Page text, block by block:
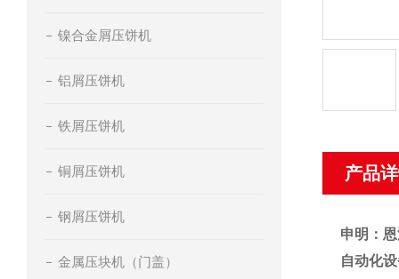
镍合金屑压饼机
铝屑压饼机
铁屑压饼机
铜屑压饼机
钢屑压饼机
金属压块机（门盖）
产品
申明：
自动化